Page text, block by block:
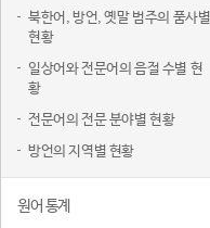
북한어, 방언, 옛말 범주의 품사별
현황
일상어와 전문어의 음절 수별 현
황
전문어의 전문 분야별 현황
방언의 지역별 현황
원어 통계